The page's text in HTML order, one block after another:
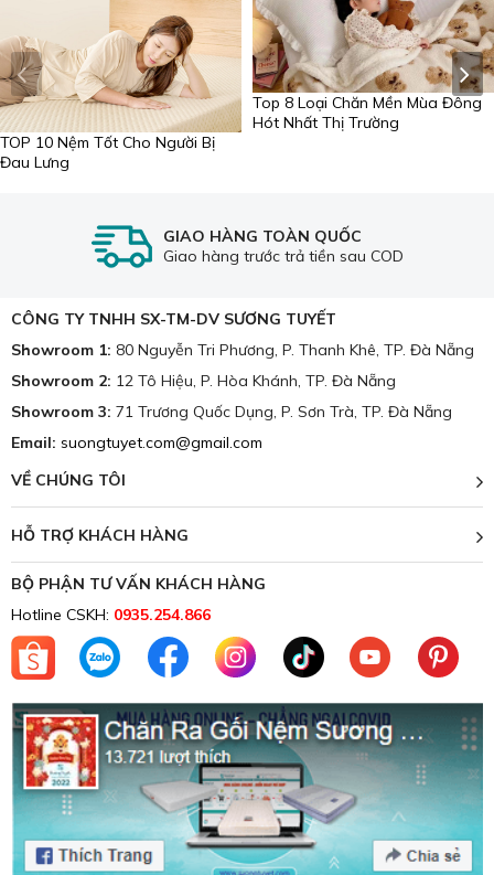
tương xứng với chất lượng và thiết kế. Tuy nhiên, hãng
cũng có các dòng sản phẩm với mức giá tầm trung, phù
hợp với nhiều đối tượng khách hàng.
Để có báo giá chính xác nhất, bạn nên liên hệ trực tiếp
với công ty TNHH SX-TM-DV Sương Tuyết Đà Nẵng để
được tư vấn và khảo sát thực tế.
BẢNG GIÁ RÈM GỖ MODERO (giá thực tế
Loại gỗ
Thành
Hệ
Mã sản
Size
Rèm gỗ
Paulownia
nhiên,
50mm,
dày
2.9mm
Hệ
dây
thang
PL3101 -
> PL3106
Hệ
dây
Rèm
gỗ Basswood
thang
dây
đai
Rèm gỗ
Marupa
Hệ
dây
thang
MP2101 -
> MP2106
50mm m2
Hệ
dây
đai
TOP 10 Nệm Tốt Cho Người Bị
Đau Lưng
Top 8 Loại Chăn Mền Mùa Đông
Hót Nhất Thị Trường
GIAO HÀNG TOÀN QUỐC
Giao hàng trước trả tiền sau COD
CÔNG TY TNHH SX-TM-DV SƯƠNG TUYẾT
Showroom 1: 80 Nguyễn Tri Phương, P. Thanh Khê, TP. Đà Nẵng
Showroom 2: 12 Tô Hiệu, P. Hòa Khánh, TP. Đà Nẵng
Showroom 3: 71 Trương Quốc Dụng, P. Sơn Trà, TP. Đà Nẵng
Email: suongtuyet.com@gmail.com
VỀ CHÚNG TÔI
HỖ TRỢ KHÁCH HÀNG
BỘ PHẬN TƯ VẤN KHÁCH HÀNG
Hotline CSKH: 0935.254.866